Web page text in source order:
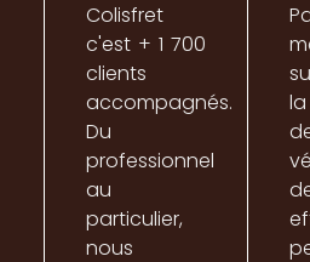
Colisfret
c'est + 1 700
clients
accompagnés.
Du
professionnel
au
particulier,
nous